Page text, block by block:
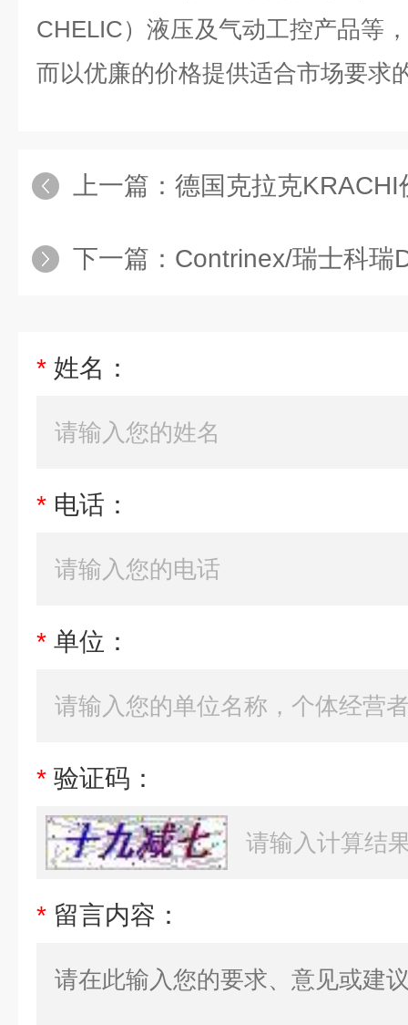
CHELIC）液压及气动工控产品等
而以优廉的价格提供适合市场要求
上一篇： 德国克拉克
下一篇： Contrinex/瑞士科瑞
* 姓名：
* 电话：
* 单位：
* 验证码：
* 留言内容：